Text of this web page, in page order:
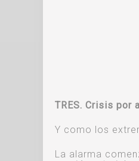
TRES. Crisis por
Y como los
La alarma